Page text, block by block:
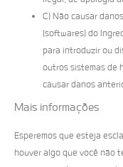
C) Não causar
(softwares) do
para introduzir ou
outros sistemas de
causar danos
Mais informações
Esperemos que esteja
houver algo que você não